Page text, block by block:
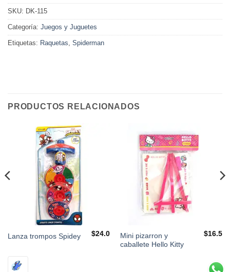
SKU: DK-115
Categoría: Juegos y Juguetes
Etiquetas: Raquetas Spiderman
PRODUCTOS RELACIONADOS
Lanza trompos Spidey $24.0
Mini pizarron y
caballete Hello Kitty
$16.5